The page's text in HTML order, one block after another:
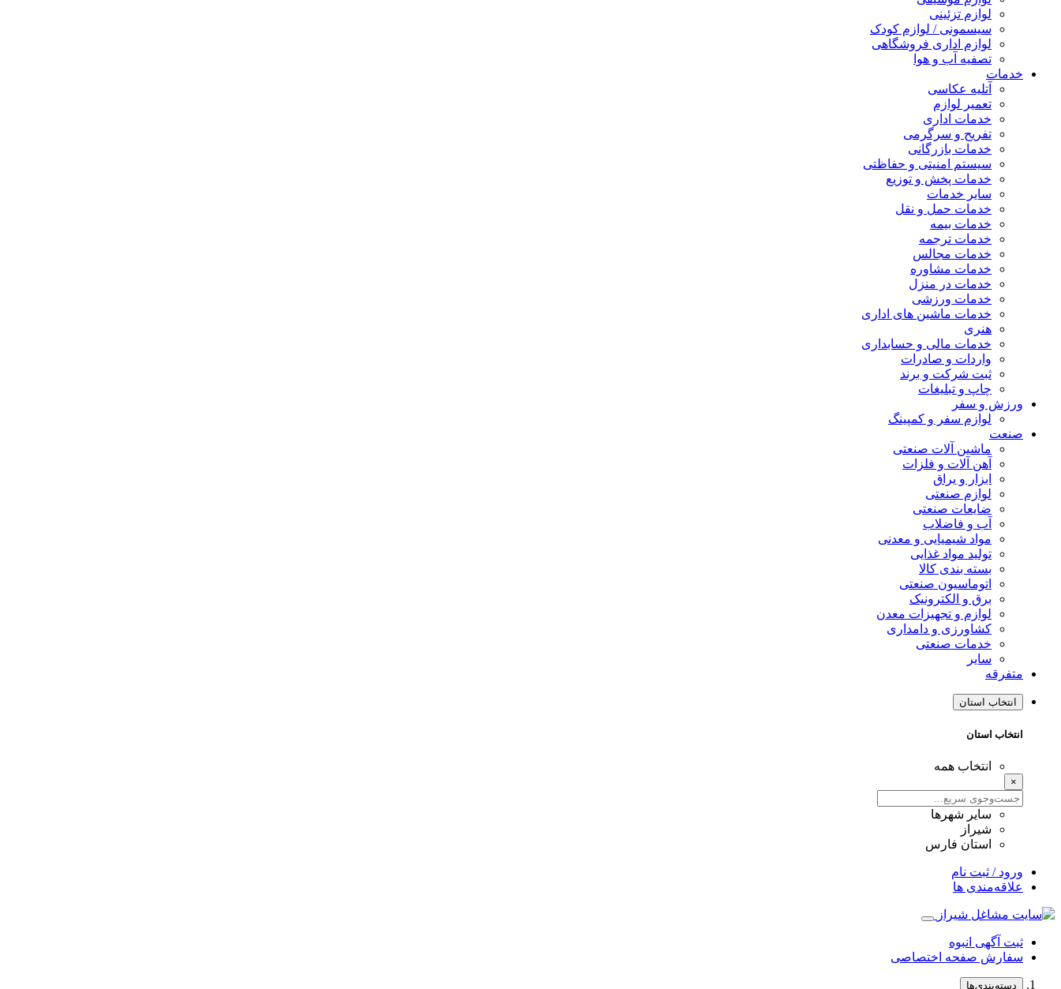
لوازم تزئینی
سیسمونی / لوازم کودک
لوازم اداری فروشگاهی
تصفیه آب و هوا
خدمات
آتلیه عکاسی
تعمیر لوازم
خدمات اداری
تفریح و سرگرمی
خدمات بازرگانی
سیستم امنیتی و حفاظتی
خدمات پخش و توزیع
سایر خدمات
خدمات حمل و نقل
خدمات بیمه
خدمات ترجمه
خدمات مجالس
خدمات مشاوره
خدمات در منزل
خدمات ورزشی
خدمات ماشین های اداری
هنری
خدمات مالی و حسابداری
واردات و صادرات
ثبت شرکت و برند
چاپ و تبلیغات
ورزش و سفر
لوازم سفر و کمپینگ
صنعت
ماشین آلات صنعتی
آهن آلات و فلزات
ابزار و یراق
لوازم صنعتی
ضایعات صنعتی
آب و فاضلاب
مواد شیمیایی و معدنی
تولید مواد غذایی
بسته بندی کالا
اتوماسیون صنعتی
برق و الکترونیک
لوازم و تجهیزات معدن
کشاورزی و دامداری
خدمات صنعتی
سایر
متفرقه
انتخاب استان
انتخاب استان
انتخاب همه
×
سایر شهرها
شیراز
استان فارس
ورود / ثبت نام
علاقه‌مندی ها
ثبت آگهی انبوه
سفارش صفحه اختصاصی
دسته‌بندی‌ها